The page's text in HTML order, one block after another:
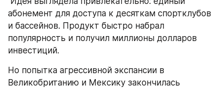
абонемент для доступа к десяткам спортклубов
и бассейнов. Продукт быстро набрал
популярность и получил миллионы долларов
инвестиций.
Но попытка агрессивной экспансии в
Великобританию и Мексику закончилась